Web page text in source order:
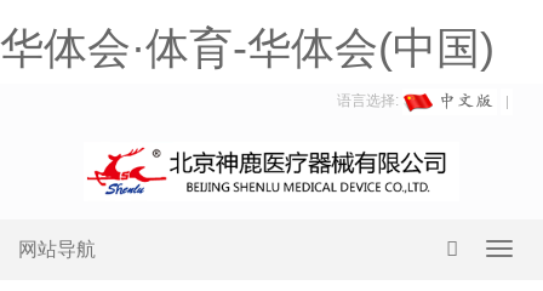
华体会·体育-华体会(中国)
语言选择:
网站导航